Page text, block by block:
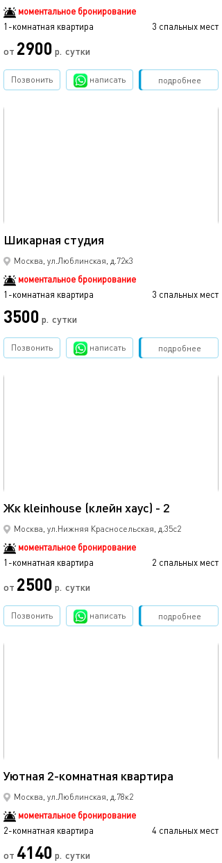
моментальное бронирование
1-комнатная квартира
3 спальных мест
от 2900 р. сутки
подробнее
Позвонить написать Забронировать
Шикарная студия
Москва, ул.Люблинская, д.72к3
моментальное бронирование
1-комнатная квартира
3 спальных мест
3500 р. сутки
подробнее
Позвонить написать Забронировать
Жк kleinhouse (клейн хаус) - 2
Москва, ул.Нижняя Красносельская, д.35с2
моментальное бронирование
1-комнатная квартира
2 спальных мест
от 2500 р. сутки
подробнее
Позвонить написать Забронировать
Уютная 2-комнатная квартира
Москва, ул.Люблинская, д.78к2
моментальное бронирование
2-комнатная квартира
4 спальных мест
от 4140 р. сутки